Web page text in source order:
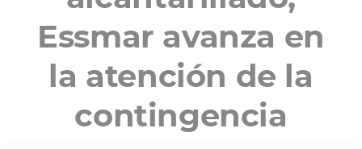
Essmar avanza en
la atención de la
contingencia